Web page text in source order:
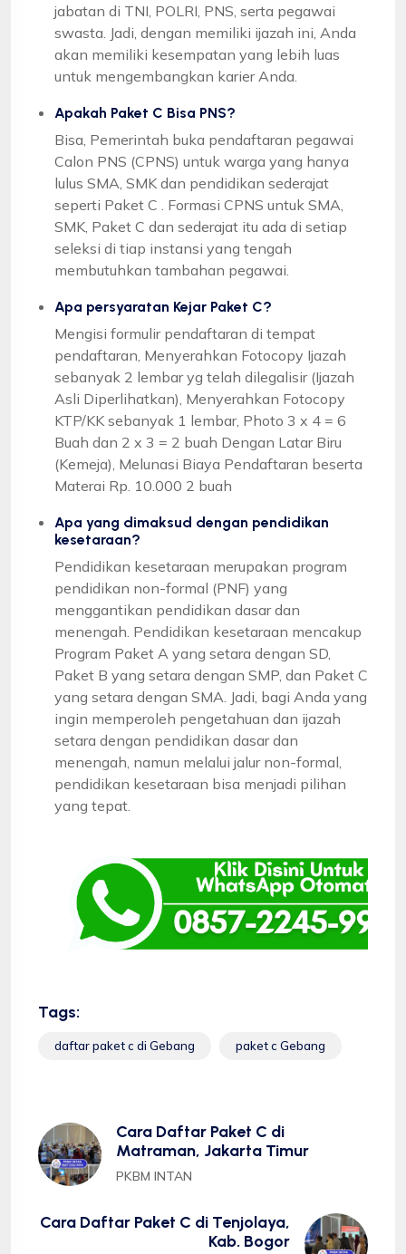
jabatan di TNI, POLRI, PNS, serta pegawai
swasta. Jadi, dengan memiliki ijazah ini, Anda
akan memiliki kesempatan yang lebih luas
untuk mengembangkan karier Anda.
Apakah Paket C Bisa PNS?
Bisa, Pemerintah buka pendaftaran pegawai
Calon PNS (CPNS) untuk warga yang hanya
lulus SMA, SMK dan pendidikan sederajat
seperti Paket C . Formasi CPNS untuk SMA,
SMK, Paket C dan sederajat itu ada di setiap
seleksi di tiap instansi yang tengah
membutuhkan tambahan pegawai.
Apa persyaratan Kejar Paket C?
Mengisi formulir pendaftaran di tempat
pendaftaran, Menyerahkan Fotocopy Ijazah
sebanyak 2 lembar yg telah dilegalisir (Ijazah
Asli Diperlihatkan), Menyerahkan Fotocopy
KTP/KK sebanyak 1 lembar, Photo 3 x 4 = 6
Buah dan 2 x 3 = 2 buah Dengan Latar Biru
(Kemeja), Melunasi Biaya Pendaftaran beserta
Materai Rp. 10.000 2 buah
Apa yang dimaksud dengan pendidikan
kesetaraan?
Pendidikan kesetaraan merupakan program
pendidikan non-formal (PNF) yang
menggantikan pendidikan dasar dan
menengah. Pendidikan kesetaraan mencakup
Program Paket A yang setara dengan SD,
Paket B yang setara dengan SMP, dan Paket C
yang setara dengan SMA. Jadi, bagi Anda yang
ingin memperoleh pengetahuan dan ijazah
setara dengan pendidikan dasar dan
menengah, namun melalui jalur non-formal,
pendidikan kesetaraan bisa menjadi pilihan
yang tepat.
Tags:
daftar paket c di Gebang paket c Gebang
Cara Daftar Paket C di
Matraman, Jakarta Timur
PKBM INTAN
Cara Daftar Paket C di Tenjolaya,
Kab. Bogor